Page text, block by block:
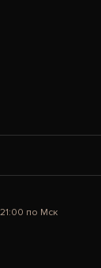
по Мск